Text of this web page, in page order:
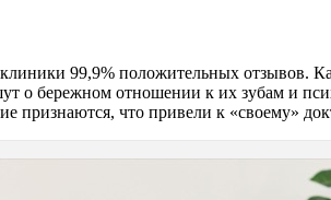
99,9% положительных отзывов.
бережном отношении к их зубам и
что привели к «своему»